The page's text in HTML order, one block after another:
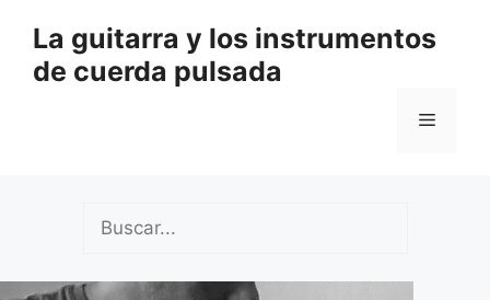
contenido
La guitarra y los instrumentos
de cuerda pulsada
Menú